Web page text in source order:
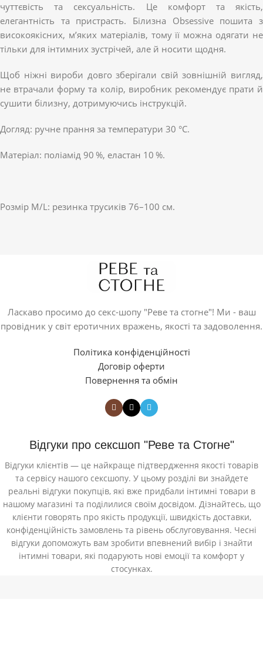
чуттєвість та сексуальність. Це комфорт та якість,
елегантність та пристрасть. Білизна Obsessive пошита з
високоякісних, м’яких матеріалів, тому її можна одягати не
тільки для інтимних зустрічей, але й носити щодня.
Щоб ніжні вироби довго зберігали свій зовнішній вигляд,
не втрачали форму та колір, виробник рекомендує прати й
сушити білизну, дотримуючись інструкцій.
Догляд: ручне прання за температури 30 °C.
Матеріал: поліамід 90 %, еластан 10 %.
Розмір M/L: резинка трусиків 76–100 см.
Ласкаво просимо до секс-шопу "Реве та стогне"! Ми - ваш
провідник у світ еротичних вражень, якості та задоволення.
Політика конфіденційності
Договір оферти
Повернення та обмін
Відгуки про сексшоп "Реве та Стогне"
Відгуки клієнтів — це найкраще підтвердження якості товарів
та сервісу нашого сексшопу. У цьому розділі ви знайдете
реальні відгуки покупців, які вже придбали інтимні товари в
нашому магазині та поділилися своїм досвідом. Дізнайтесь, що
клієнти говорять про якість продукції, швидкість доставки,
конфіденційність замовлень та рівень обслуговування. Чесні
відгуки допоможуть вам зробити впевнений вибір і знайти
інтимні товари, які подарують нові емоції та комфорт у
стосунках.